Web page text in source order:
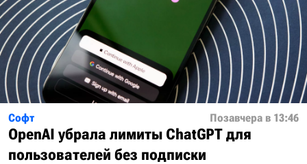
Софт Позавчера в 13:46
OpenAI убрала лимиты ChatGPT для
пользователей без подписки